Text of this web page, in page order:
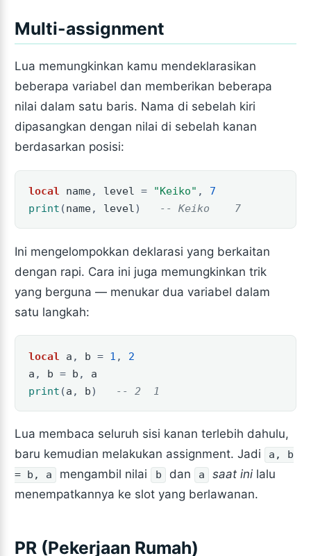
Multi-assignment
Lua memungkinkan kamu mendeklarasikan
beberapa variabel dan memberikan beberapa
nilai dalam satu baris. Nama di sebelah kiri
dipasangkan dengan nilai di sebelah kanan
berdasarkan posisi:
local name, level = "Keiko" ,
7
print (name, level ) -- Keiko    7
Ini mengelompokkan deklarasi yang berkaitan
dengan rapi. Cara ini juga memungkinkan trik
yang berguna — menukar dua variabel dalam
satu langkah:
local a , b = 1 ,
2
a , b = b ,
a
print (a , b) -- 2  1
Lua membaca seluruh sisi kanan terlebih dahulu,
baru kemudian melakukan assignment. Jadi
a, b
= b, a
mengambil nilai b dan a saat ini lalu
menempatkannya ke slot yang berlawanan.
PR (Pekerjaan Rumah)